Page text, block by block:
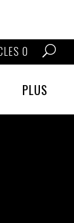
0
PLUS